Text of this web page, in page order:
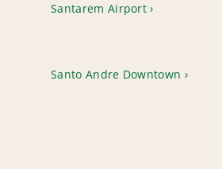
Santarem Airport
Santo Andre Downtown